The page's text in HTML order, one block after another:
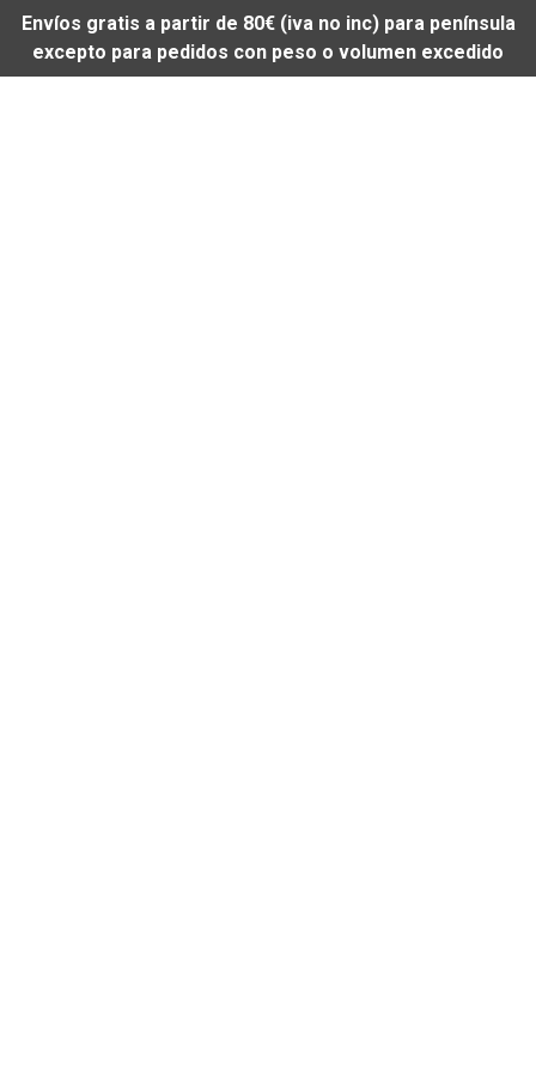
Envíos gratis a partir de 80€ (iva no inc) para península
excepto para pedidos con peso o volumen excedido